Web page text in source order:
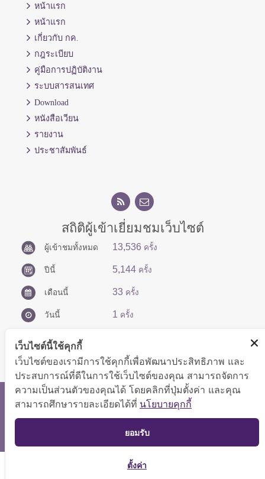
หน้าแรก
หน้าแรก
เกี่ยวกับ กค.
กฎระเบียบ
คู่มือการปฏิบัติงาน
ระบบสารสนเทศ
Download
หนังสือเวียน
รายงาน
ประชาสัมพันธ์
สถิติผู้เข้าเยี่ยมชมเว็บไซต์
ผู้เข้าชมทั้งหมด 13,536 ครั้ง
ปีนี้ 5,144 ครั้ง
เดือนนี้ 33 ครั้ง
วันนี้ 1 ครั้ง
สงวนลิขสิทธิ์ © 2566 กองบริหารการคลัง
แสดงผลได้ดีที่ขนาดหน้าจอ 1024x768 pixel
แผนผังเว็บไซต์
TOP
เว็บไซต์นี้ใช้คุกกี้
เว็บไซต์ของเรามีการใช้คุกกี้เพื่อพัฒนาประสิทธิภาพ และ
ประสบการณ์ที่ดีในการใช้เว็บไซต์ของคุณ สามารถจัดการ
ความเป็นส่วนตัวของคุณได้ โดยคลิกที่ปุ่มตั้งค่า และคุณ
สามารถศึกษารายละเอียดได้ที่ นโยบายคุกกี้
ยอมรับ
ตั้งค่า